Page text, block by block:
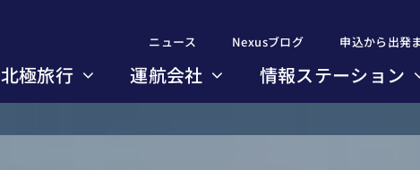
ニュース Nexusブログ 申込から出発
北極旅行 運航会社 情報ステーション
ニュース Nexusブログ 申込から出発
北極旅行 運航会社 情報ステーション